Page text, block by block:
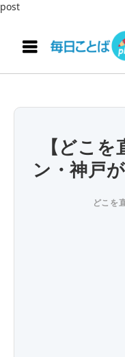
post
【どこ
ン・神戸
どこを